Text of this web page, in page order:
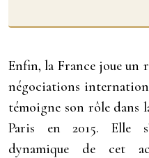
Enfin, la France joue un
négociations
témoigne son rôle dans
Paris en 2015. Elle
dynamique de cet